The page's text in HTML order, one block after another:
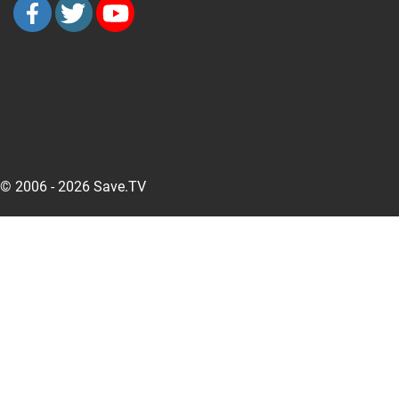
© 2006 - 2026 Save.TV